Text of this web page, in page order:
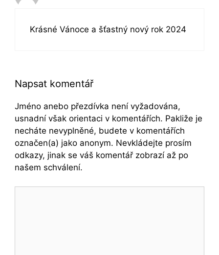
Krásné Vánoce a šťastný nový rok 2024
Napsat komentář
Jméno anebo přezdívka není vyžadována,
usnadní však orientaci v komentářích. Pakliže je
necháte nevyplněné, budete v komentářích
označen(a) jako anonym. Nevkládejte prosím
odkazy, jinak se váš komentář zobrazí až po
našem schválení.